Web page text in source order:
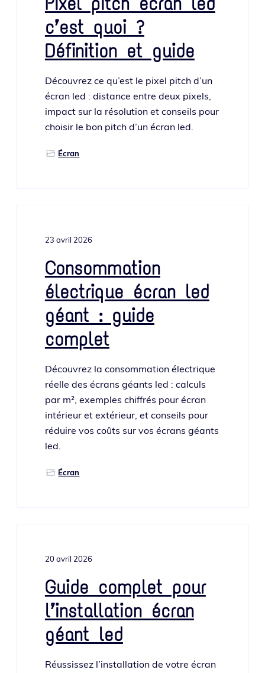
c’est quoi ?
Définition et guide
Découvrez ce qu’est le pixel pitch d’un
écran led : dis­tance entre deux pixels,
impact sur la réso­lu­tion et conseils pour
choi­sir le bon pitch d’un écran led.
Écran
23 avril 2026
Consommation
électrique écran led
géant : guide
complet
Découvrez la consom­ma­tion élec­trique
réelle des écrans géants led : cal­culs
par m², exemples chif­frés pour écran
inté­rieur et exté­rieur, et conseils pour
réduire vos coûts sur vos écrans géants
led.
Écran
20 avril 2026
Guide complet pour
l’installation écran
géant led
Réussissez l’ins­tal­la­tion de votre écran